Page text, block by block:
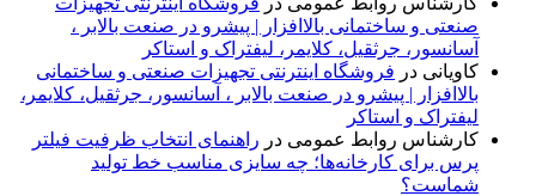
صنعتی و ساختمانی بالاافزار | پیشرو در صنعت بالابر ،
آسانسور، جرثقیل، کلایمر، لیفتراک و استاکر
کاویانی در فروشگاه اینترنتی تجهیزات صنعتی و ساختمانی
بالاافزار | پیشرو در صنعت بالابر ، آسانسور، جرثقیل، کلایمر،
لیفتراک و استاکر
کارشناس روابط عمومی در راهنمای انتخاب ظرفیت فیلتر
پرس برای کارخانه‌ها؛ چه سایزی مناسب خط تولید
شماست؟